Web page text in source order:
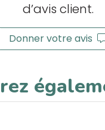
d’avis client.
Donner votre avis